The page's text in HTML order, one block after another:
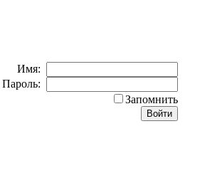
Имя:
Пароль:
Запомнить